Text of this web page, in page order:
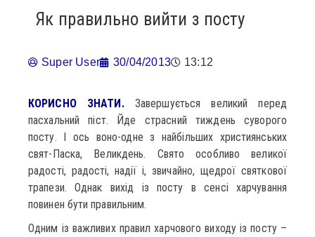
Як правильно вийти з посту
Super User 30/04/2013 13:12
КОРИСНО ЗНАТИ.Завершується великий перед
пасхальний піст. Йде страсний тиждень суворого
посту. І ось воно-одне з найбільших християнських
свят-Паска, Великдень. Свято особливо великої
радості, радості, надії і, звичайно, щедрої святкової
трапези. Однак вихід із посту в сенсі харчування
повинен бути правильним.
Одним із важливих правил харчового виходу із посту –